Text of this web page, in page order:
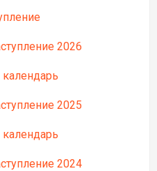
2026
2025
2024